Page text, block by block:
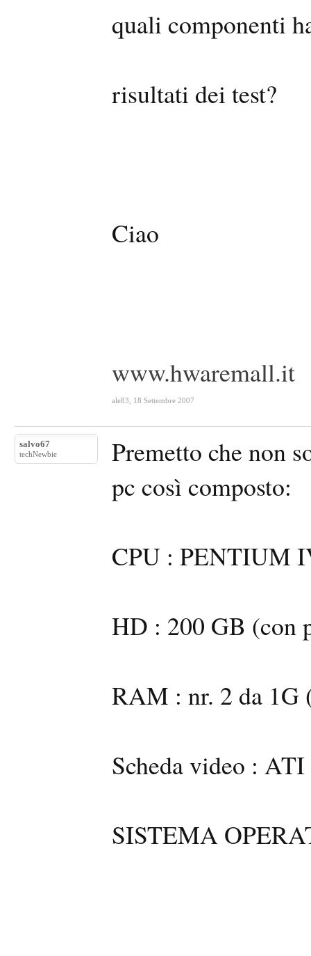
quali componenti
risultati dei test?
Ciao
www.hwaremall.it
ale83 18 Settembre 2007
salvo67
techNewbie
Premetto che non
pc così composto:
CPU : PENTIUM
HD : 200 GB (con
RAM : nr. 2 da 1G
Scheda video :
SISTEMA